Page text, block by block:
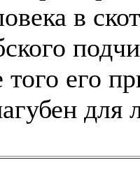
в
того его
для